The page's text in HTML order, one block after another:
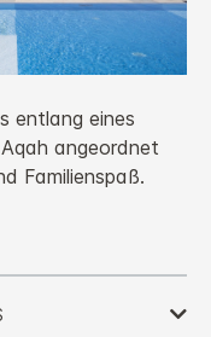
entlang eines
angeordnet
Familienspaß.